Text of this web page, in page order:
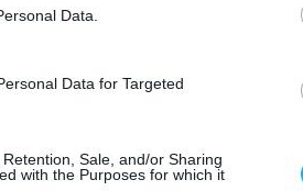
Data.
Data for Targeted
Sale, and/or Sharing
with the Purposes for which it